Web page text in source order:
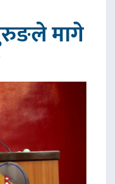
मागे